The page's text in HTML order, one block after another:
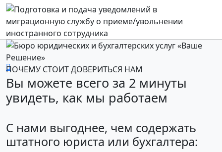
ПОЧЕМУ СТОИТ ДОВЕРИТЬСЯ НАМ
Вы можете всего за 2 минуты
увидеть, как мы работаем
С нами выгоднее, чем содержать
штатного юриста или бухгалтера: